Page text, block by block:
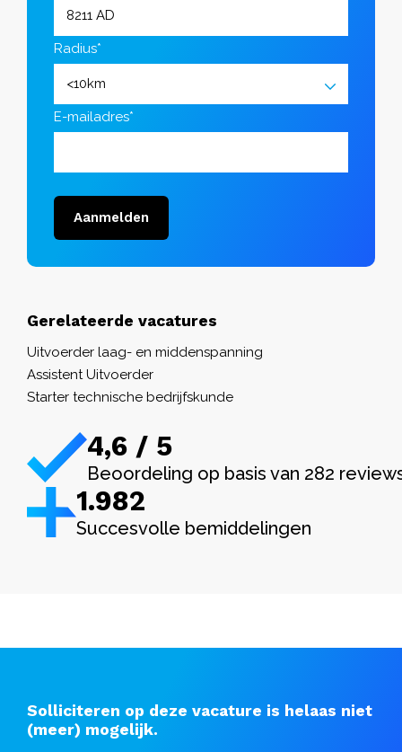
Radius*
E-mailadres*
Aanmelden
Gerelateerde vacatures
Uitvoerder laag- en middenspanning
Assistent Uitvoerder
Starter technische bedrijfskunde
4,6 / 5
Beoordeling op basis van 282
1.982
Succesvolle bemiddelingen
Solliciteren op deze vacature is helaas niet
(meer) mogelijk.